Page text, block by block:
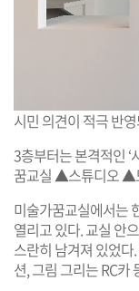
시민 의견이 적극 반
3층부터는 본격적인
꿈교실 ▲스튜디오 ▲
미술가꿈교실에서는
열리고 있다. 교실 안
스란히 남겨져 있었
션, 그림 그리는 RC카